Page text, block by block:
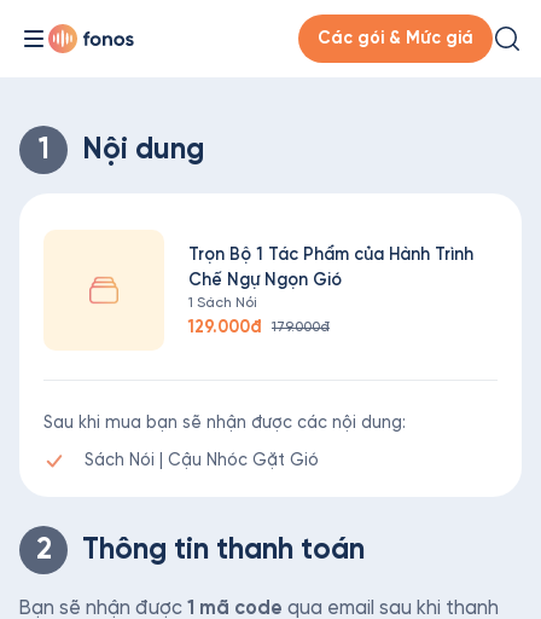
Các gói & Mức giá
1 Nội dung
Trọn Bộ 1 Tác Phẩm của Hành Trình
Chế Ngự Ngọn Gió
1 Sách Nói
129.000đ 179.000đ
Sau khi mua bạn sẽ nhận được các nội dung:
Sách Nói | Cậu Nhóc Gặt Gió
2 Thông tin thanh toán
Bạn sẽ nhận được 1 mã code qua email sau khi thanh